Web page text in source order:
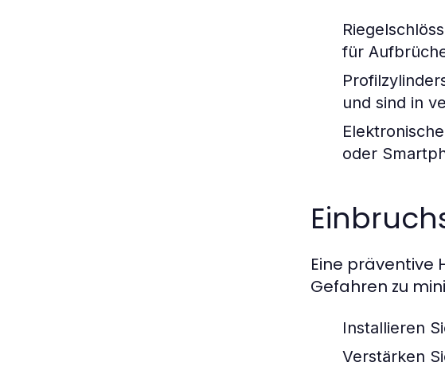
für
und sind in
oder
Eine präventive
Gefahren zu
Installieren
Verstärken